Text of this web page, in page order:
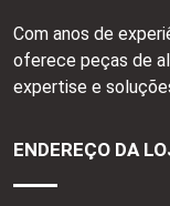
Com anos de
oferece peças de
expertise e
ENDEREÇO DA